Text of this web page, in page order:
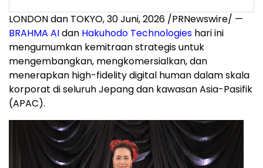
LONDON dan TOKYO,30 Juni, 2026 /PRNewswire/ —
BRAHMA AIdan Hakuhodo Technologies hari ini
mengumumkan kemitraan strategis untuk
mengembangkan, mengkomersialkan, dan
menerapkan high-fidelity digital human dalam skala
korporat di seluruh Jepang dan kawasan Asia-Pasifik
(APAC).